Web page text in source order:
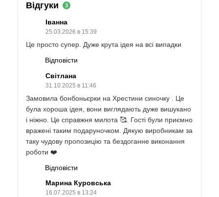
Відгуки 3
Іванна
25.03.2026 в 15:39
Це просто супер. Дуже крута ідея на всі випадки
Відповісти
Світлана
31.10.2025 в 11:46
Замовила бонбоньєрки на Хрестини синочку . Це
була хороша ідея, вони виглядають дуже вишукано
і ніжно. Це справжня милота 🥰. Гості були приємно
вражені таким подаруночком. Дякую виробникам за
таку чудову пропозицію та бездоганне виконання
роботи ❤️
Відповісти
Марина Куровська
16.07.2025 в 13:24